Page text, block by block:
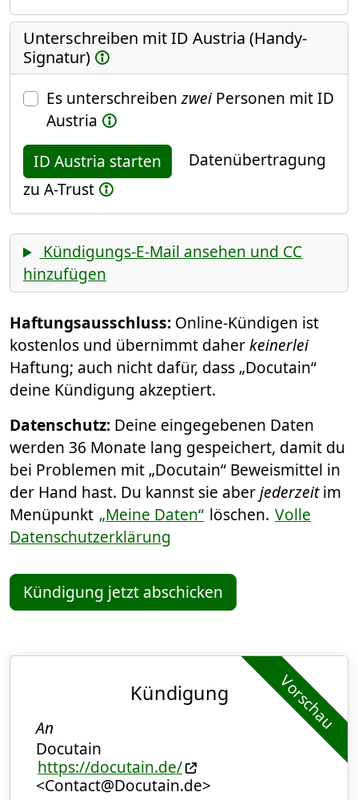
Unterschreiben mit ID Austria (Handy-
Signatur)
Es unterschreibenzweiPersonen mit ID
Austria
ID Austria starten
Datenübertragung
zu A-Trust
Kündigungs-E-Mail ansehen und CC
hinzufügen
Haftungsausschluss: Online-Kündigen ist
kostenlos und übernimmt daherkeinerlei
Haftung; auch nicht dafür, dass „Docutain“
deine Kündigung akzeptiert.
Datenschutz: Deine eingegebenen Daten
werden 36 Monate lang gespeichert, damit du
bei Problemen mit „Docutain“ Beweismittel in
der Hand hast. Du kannst sie aberjederzeitim
Menüpunkt „Meine Daten“ löschen. Volle
Datenschutzerklärung
Kündigung jetzt abschicken
Vorschau
Kündigung
An
Docutain
https://docutain.de/
<Contact@Docutain.de>